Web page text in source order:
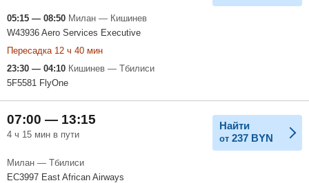
05:15 — 08:50 Милан — Кишинев
W43936 Aero Services Executive
Пересадка 12 ч 40 мин
23:30 — 04:10 Кишинев — Тбилиси
5F5581 FlyOne
07:00 — 13:15
4 ч 15 мин в пути
Найти
от 237 BYN
Милан — Тбилиси
EC3997 East African Airways